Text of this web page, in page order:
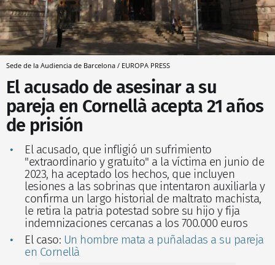
Sede de la Audiencia de Barcelona / EUROPA PRESS
El acusado de asesinar a su
pareja en Cornellà acepta 21 años
de prisión
El acusado, que infligió un sufrimiento
"extraordinario y gratuito" a la víctima en junio de
2023, ha aceptado los hechos, que incluyen
lesiones a las sobrinas que intentaron auxiliarla y
confirma un largo historial de maltrato machista,
le retira la patria potestad sobre su hijo y fija
indemnizaciones cercanas a los 700.000 euros
El caso: Un hombre mata a puñaladas a su pareja
en Cornellà